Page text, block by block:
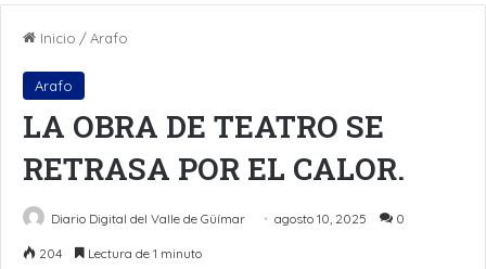
Inicio /Arafo
Arafo
LA OBRA DE TEATRO SE
RETRASA POR EL CALOR.
Diario Digital del Valle de Güímar agosto 10, 2025 0
204 Lectura de 1 minuto